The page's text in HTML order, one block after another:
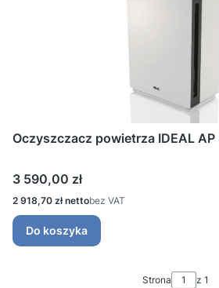
Oczyszczacz powietrza IDEAL AP
Cena
3 590,00 zł
Cena
2 918,70 zł bez VAT
Do koszyka
Strona z 1